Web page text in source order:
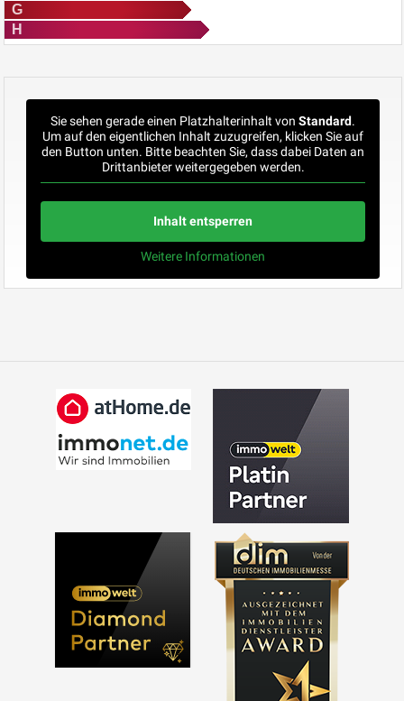
G
H
Sie sehen gerade einen Platzhalterinhalt von Standard.
Um auf den eigentlichen Inhalt zuzugreifen, klicken Sie auf
den Button unten. Bitte beachten Sie, dass dabei Daten an
Drittanbieter weitergegeben werden.
Inhalt entsperren
Weitere Informationen